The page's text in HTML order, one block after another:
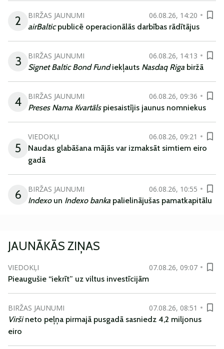
2 BIRŽAS JAUNUMI
06.08.26, 14:20
airBalticpublicē operacionālās darbības rādītājus
3 BIRŽAS JAUNUMI
06.08.26, 14:13
Signet Baltic Bond Fundiekļauts Nasdaq Riga biržā
4 BIRŽAS JAUNUMI
06.08.26, 09:36
Preses Nama Kvartāls piesaistījis jaunus nomniekus
5
VIEDOKĻI
06.08.26, 09:21
Naudas glabāšana mājās var izmaksāt simtiem eiro
gadā
6 BIRŽAS JAUNUMI
06.08.26, 10:55
Indexoun Indexo banka palielinājušas pamatkapitālu
JAUNĀKĀS ZIŅAS
VIEDOKĻI
07.08.26, 09:07
Pieaugušie “iekrīt” uz viltus investīcijām
BIRŽAS JAUNUMI
07.08.26, 08:51
Viršineto peļņa pirmajā pusgadā sasniedz 4,2 miljonus
eiro